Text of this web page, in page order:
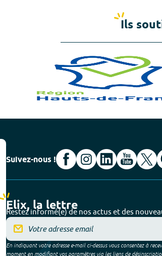
Ils
Suivez-nous !
Elix, la lettre
Restez informé(e) de nos actus et des
En indiquant votre adresse e-mail ci-dessus vous consentez à
moment en modifiant vos paramètres via les liens de